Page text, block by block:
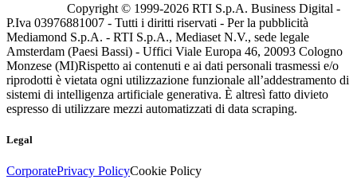
Copyright © 1999-2026 RTI S.p.A. Business Digital -
P.Iva 03976881007 - Tutti i diritti riservati - Per la pubblicità
Mediamond S.p.A. - RTI S.p.A., Mediaset N.V., sede legale
Amsterdam (Paesi Bassi) - Uffici Viale Europa 46, 20093 Cologno
Monzese (MI)Rispetto ai contenuti e ai dati personali trasmessi e/o
riprodotti è vietata ogni utilizzazione funzionale all’addestramento di
sistemi di intelligenza artificiale generativa. È altresì fatto divieto
espresso di utilizzare mezzi automatizzati di data scraping.
Legal
CorporatePrivacy PolicyCookie Policy